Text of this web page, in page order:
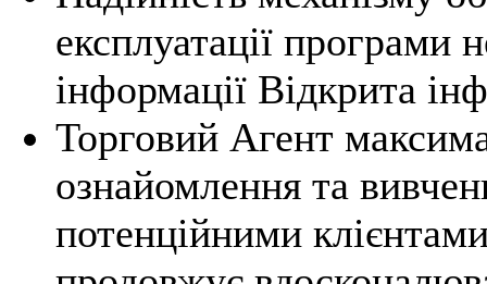
експлуатації програми
інформації Відкрита
Торговий Агент
ознайомлення та
потенційними